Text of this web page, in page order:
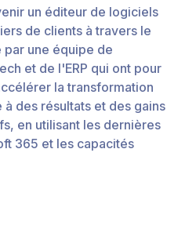
un éditeur de logiciels
de clients à travers le
par une équipe de
et de l'ERP qui ont pour
la transformation
des résultats et des gains
en utilisant les dernières
365 et les capacités